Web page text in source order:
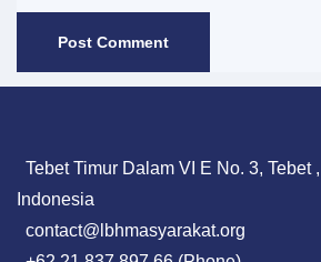
Tebet Timur Dalam VI E No. 3, Tebet
Indonesia
contact@lbhmasyarakat.org